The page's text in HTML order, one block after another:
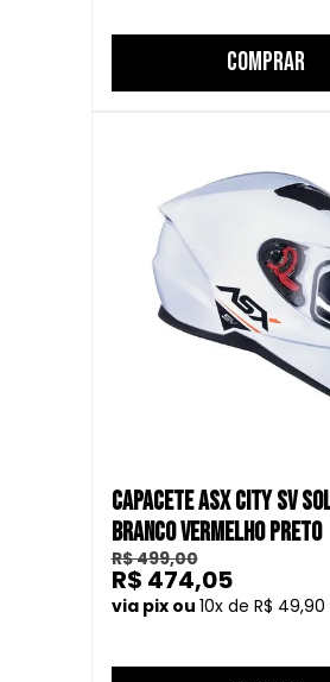
COMPRAR
CAPACETE ASX CITY SV
BRANCO VERMELHO PRETO
R$ 499,00
10
R$ 49,90
R$ 474,05